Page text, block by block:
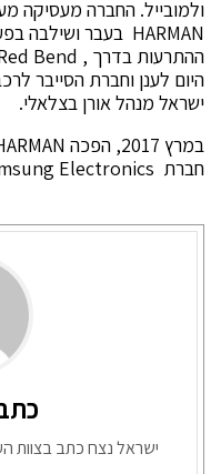
ישראל מנהל אורן בצלאלי.
חברת Samsung Electronics.
ישראל נצח כתב בצוות